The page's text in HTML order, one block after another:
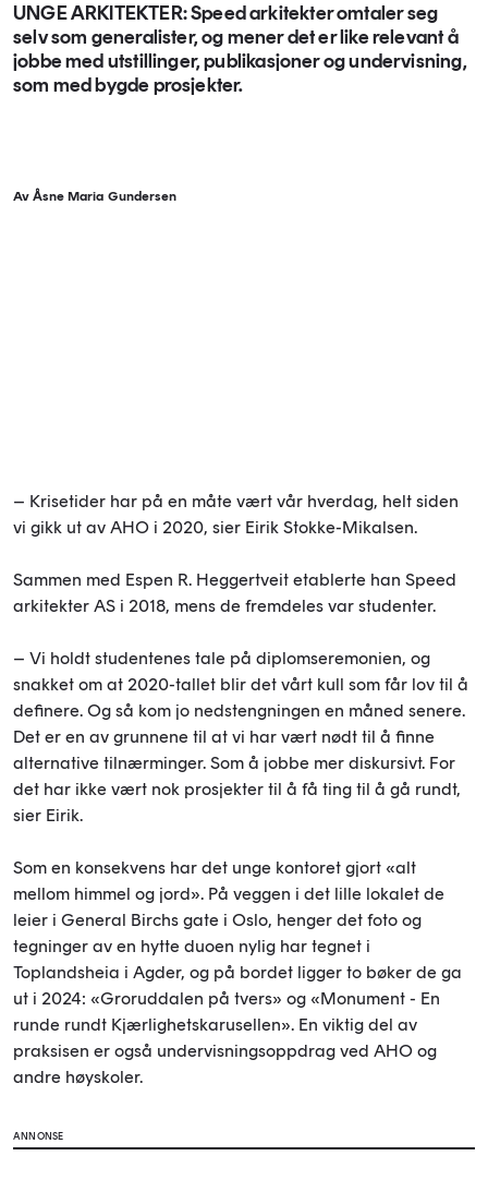
UNGE ARKITEKTER: Speed arkitekter omtaler seg
selv som generalister, og mener det er like relevant å
jobbe med utstillinger, publikasjoner og undervisning,
som med bygde prosjekter.
Av Åsne Maria Gundersen
– Krisetider har på en måte vært vår hverdag, helt siden
vi gikk ut av AHO i 2020, sier Eirik Stokke-Mikalsen.
Sammen med Espen R. Heggertveit etablerte han Speed
arkitekter AS i 2018, mens de fremdeles var studenter.
– Vi holdt studentenes tale på diplomseremonien, og
snakket om at 2020-tallet blir det vårt kull som får lov til å
definere. Og så kom jo nedstengningen en måned senere.
Det er en av grunnene til at vi har vært nødt til å finne
alternative tilnærminger. Som å jobbe mer diskursivt. For
det har ikke vært nok prosjekter til å få ting til å gå rundt,
sier Eirik.
Som en konsekvens har det unge kontoret gjort «alt
mellom himmel og jord». På veggen i det lille lokalet de
leier i General Birchs gate i Oslo, henger det foto og
tegninger av en hytte duoen nylig har tegnet i
Toplandsheia i Agder, og på bordet ligger to bøker de ga
ut i 2024: «Groruddalen på tvers» og «Monument - En
runde rundt Kjærlighetskarusellen». En viktig del av
praksisen er også undervisningsoppdrag ved AHO og
andre høyskoler.
ANNONSE